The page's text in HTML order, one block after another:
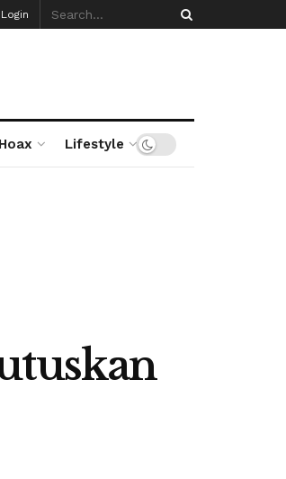
Login
Lifestyle